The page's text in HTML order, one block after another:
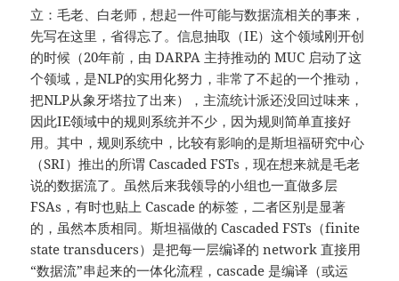
立：毛老、白老师，想起一件可能与数据流相关的事来，
先写在这里，省得忘了。信息抽取（IE）这个领域刚开创
的时候（20年前，由 DARPA 主持推动的 MUC 启动了这
个领域，是NLP的实用化努力，非常了不起的一个推动，
把NLP从象牙塔拉了出来），主流统计派还没回过味来，
因此IE领域中的规则系统并不少，因为规则简单直接好
用。其中，规则系统中，比较有影响的是斯坦福研究中心
（SRI）推出的所谓 Cascaded FSTs，现在想来就是毛老
说的数据流了。虽然后来我领导的小组也一直做多层
FSAs，有时也贴上 Cascade 的标签，二者区别是显著
的，虽然本质相同。斯坦福做的 Cascaded FSTs（finite
state transducers）是把每一层编译的 network 直接用
“数据流”串起来的一体化流程，cascade 是编译（或运